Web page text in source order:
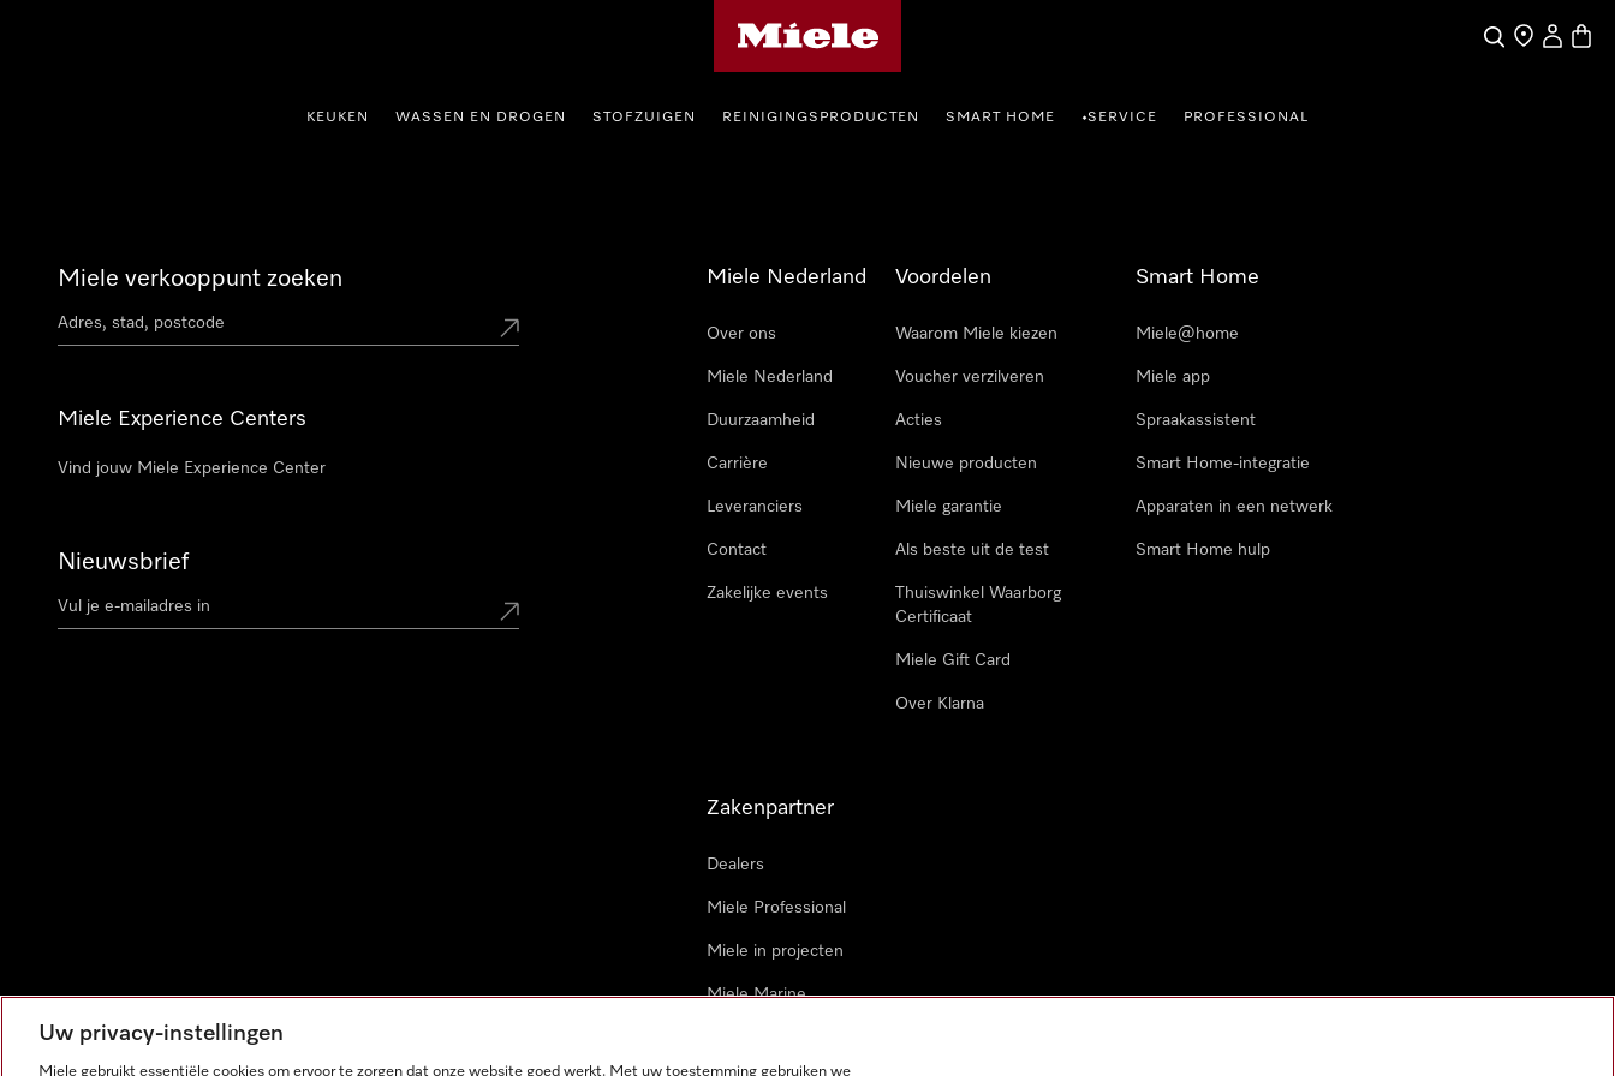
Wat zoek je?
Dealer zoeken
Mijn
KEUKEN WASSEN EN DROGEN STOFZUIGEN REINIGINGSPRODUCTEN SMART HOME •SERVICE PROFESSIONAL
Miele verkooppunt zoeken
Miele Experience Centers
Vind jouw Miele Experience Center
Nieuwsbrief
Miele Nederland
Over ons
Miele Nederland
Duurzaamheid
Carrière
Leveranciers
Contact
Zakelijke events
Voordelen
Waarom Miele kiezen
Voucher verzilveren
Acties
Nieuwe producten
Miele garantie
Als beste uit de test
Thuiswinkel Waarborg
Certificaat
Miele Gift Card
Over Klarna
Smart Home
Miele@home
Miele app
Spraakassistent
Smart Home-integratie
Apparaten in een netwerk
Smart Home hulp
Zakenpartner
Dealers
Miele Professional
Miele in projecten
Miele Marine
Uw privacy-instellingen
Miele gebruikt essentiële cookies om ervoor te zorgen dat onze website goed werkt. Met uw toestemming gebruiken we